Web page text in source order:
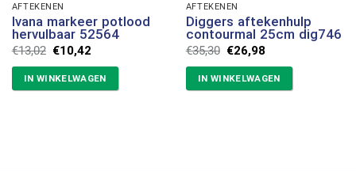
AFTEKENEN
Ivana markeer potlood
hervulbaar 52564
€13,02 Oorspronkelijke
prijs
was:
€13,02.
€10,42
is:
€10,42.
IN WINKELWAGEN
AFTEKENEN
Diggers aftekenhulp
contourmal 25cm dig746
€35,30 Oorspronkelijke
prijs
was:
€35,30.
€26,98Huidige
is:
€26,98.
IN WINKELWAGEN